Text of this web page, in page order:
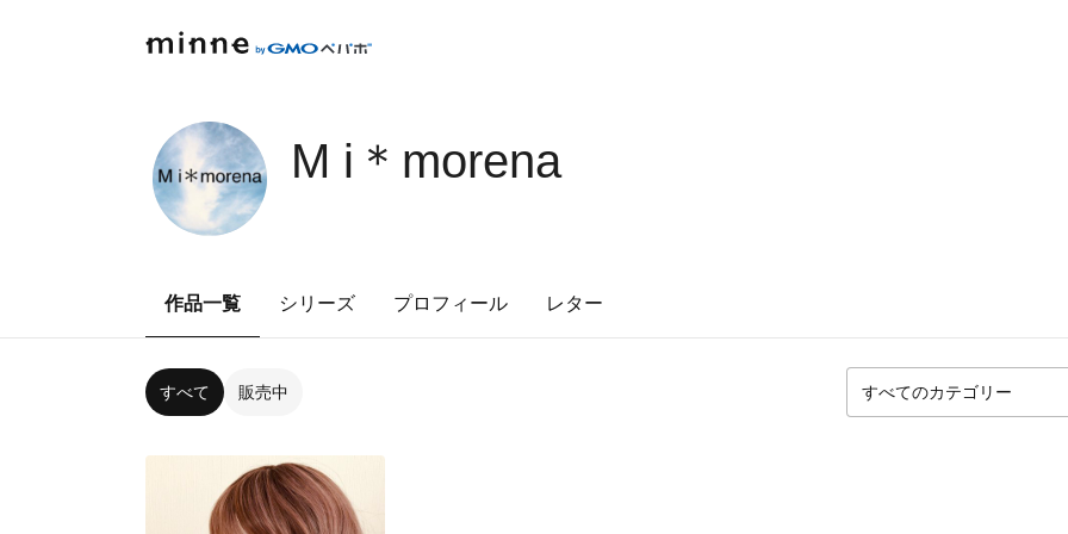
M i＊morena
作品一覧 シリーズ プロフィール レター
すべて 販売中